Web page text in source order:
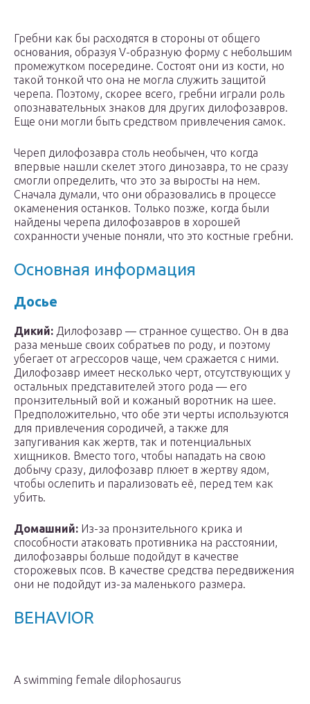
Гребни как бы расходятся в стороны от общего
основания, образуя V-образную форму с небольшим
промежутком посередине. Состоят они из кости, но
такой тонкой что она не могла служить защитой
черепа. Поэтому, скорее всего, гребни играли роль
опознавательных знаков для других дилофозавров.
Еще они могли быть средством привлечения самок.
Череп дилофозавра столь необычен, что когда
впервые нашли скелет этого динозавра, то не сразу
смогли определить, что это за выросты на нем.
Сначала думали, что они образовались в процессе
окаменения останков. Только позже, когда были
найдены черепа дилофозавров в хорошей
сохранности ученые поняли, что это костные гребни.
Основная информация
Досье
Дикий: Дилофозавр — странное существо. Он в два
раза меньше своих собратьев по роду, и поэтому
убегает от агрессоров чаще, чем сражается с ними.
Дилофозавр имеет несколько черт, отсутствующих у
остальных представителей этого рода — его
пронзительный вой и кожаный воротник на шее.
Предположительно, что обе эти черты используются
для привлечения сородичей, а также для
запугивания как жертв, так и потенциальных
хищников. Вместо того, чтобы нападать на свою
добычу сразу, дилофозавр плюет в жертву ядом,
чтобы ослепить и парализовать её, перед тем как
убить.
Домашний: Из-за пронзительного крика и
способности атаковать противника на расстоянии,
дилофозавры больше подойдут в качестве
сторожевых псов. В качестве средства передвижения
они не подойдут из-за маленького размера.
BEHAVIOR
A swimming female dilophosaurus